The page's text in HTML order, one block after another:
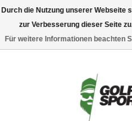
Durch die Nutzung unserer Webseite
zur Verbesserung dieser Seite
Für weitere Informationen beachten